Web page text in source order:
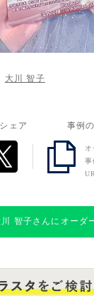
大川 智子
ェア 事例
事
川 智子さんにオーダ